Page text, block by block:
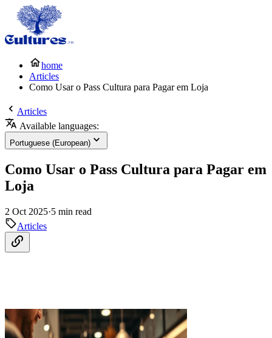
home
Articles
Como Usar o Pass Cultura para Pagar em Loja
Articles
Available languages:
Portuguese (European)
Como Usar o Pass Cultura para Pagar em
Loja
2 Oct 2025·5 min read
Articles